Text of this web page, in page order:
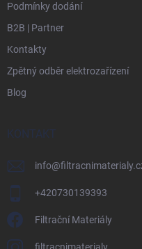
Podmínky dodání
B2B | Partner
Kontakty
Zpětný odběr elektrozařízení
Blog
KONTAKT
info@
+420730139393
Filtrační Materiály